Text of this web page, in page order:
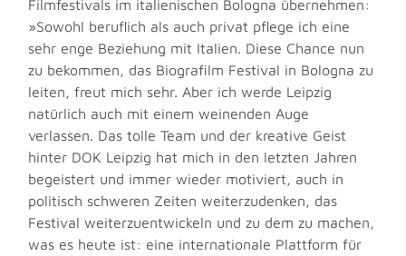
Filmfestivals im italienischen Bologna übernehmen:
»Sowohl beruflich als auch privat pflege ich eine
sehr enge Beziehung mit Italien. Diese Chance nun
zu bekommen, das Biografilm Festival in Bologna zu
leiten, freut mich sehr. Aber ich werde Leipzig
natürlich auch mit einem weinenden Auge
verlassen. Das tolle Team und der kreative Geist
hinter DOK Leipzig hat mich in den letzten Jahren
begeistert und immer wieder motiviert, auch in
politisch schweren Zeiten weiterzudenken, das
Festival weiterzuentwickeln und zu dem zu machen,
was es heute ist: eine internationale Plattform für